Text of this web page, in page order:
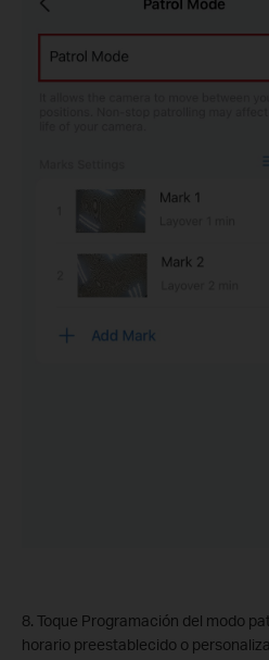
8. Toque Programación del modo
horario preestablecido o